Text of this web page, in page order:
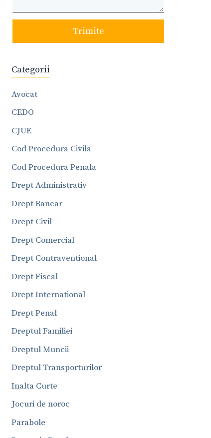
Trimite
Categorii
Avocat
CEDO
CJUE
Cod Procedura Civila
Cod Procedura Penala
Drept Administrativ
Drept Bancar
Drept Civil
Drept Comercial
Drept Contraventional
Drept Fiscal
Drept International
Drept Penal
Dreptul Familiei
Dreptul Muncii
Dreptul Transporturilor
Inalta Curte
Jocuri de noroc
Parabole